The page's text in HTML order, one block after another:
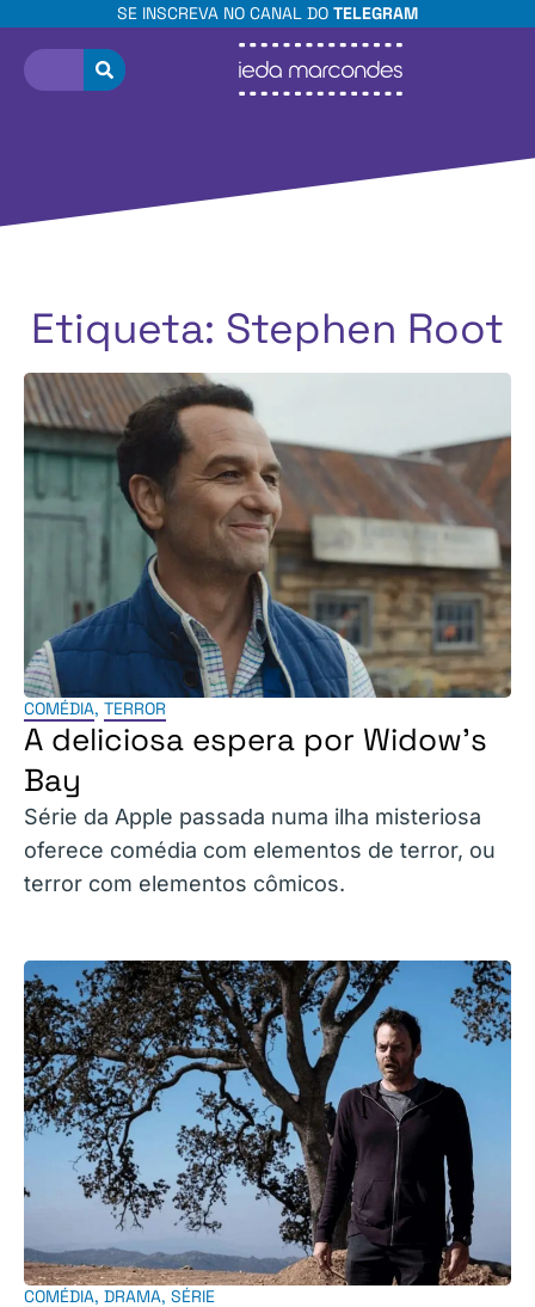
SE INSCREVA NO CANAL DO TELEGRAM
Etiqueta: Stephen Root
COMÉDIA, TERROR
A deliciosa espera por Widow’s
Bay
Série da Apple passada numa ilha misteriosa
oferece comédia com elementos de terror, ou
terror com elementos cômicos.
COMÉDIA, DRAMA, SÉRIE